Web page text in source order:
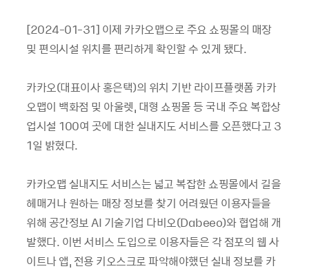
[2024-01-31] 이제 카카오맵으로 주요 쇼핑몰의 매장
및 편의시설 위치를 편리하게 확인할 수 있게 됐다.
카카오(대표이사 홍은택)의 위치 기반 라이프플랫폼 카카
오맵이 백화점 및 아울렛, 대형 쇼핑몰 등 국내 주요 복합상
업시설 100여 곳에 대한 실내지도 서비스를 오픈했다고 3
1일 밝혔다.
카카오맵 실내지도 서비스는 넓고 복잡한 쇼핑몰에서 길을
헤매거나 원하는 매장 정보를 찾기 어려웠던 이용자들을
위해 공간정보 AI 기술기업 다비오(Dabeeo)와 협업해 개
발했다. 이번 서비스 도입으로 이용자들은 각 점포의 웹 사
이트나 앱, 전용 키오스크로 파악해야했던 실내 정보를 카